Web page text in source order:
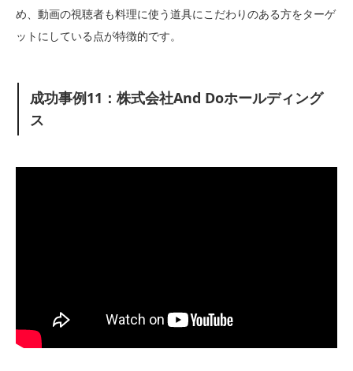
め、動画の視聴者も料理に使う道具にこだわりのある方をターゲ
ットにしている点が特徴的です。
成功事例11：株式会社And Doホールディング
ス